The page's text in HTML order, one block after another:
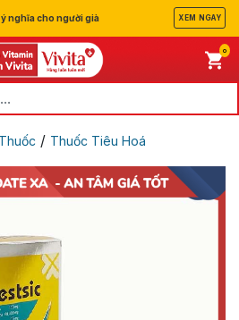
nghĩa cho người già XEM NGAY
0
Thuốc / Thuốc Tiêu Hoá